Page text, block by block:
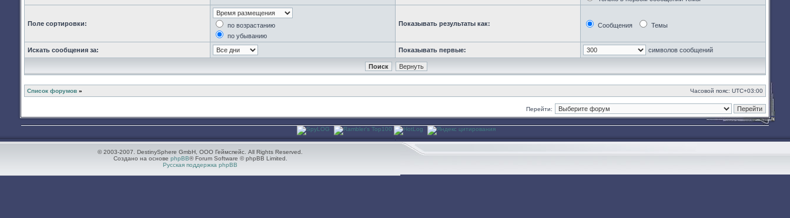
Поле сортировки:
по возрастанию
по убыванию
Показывать результаты как: Сообщения Темы
Искать сообщения за: Показывать первые: символов сообщений
Список форумов » Часовой пояс: UTC+03:00
Перейти:
© 2003-2007. DestinySphere GmbH, ООО Геймспейс. All Rights Reserved.
Создано на основе phpBB® Forum Software © phpBB Limited.
Русская поддержка phpBB